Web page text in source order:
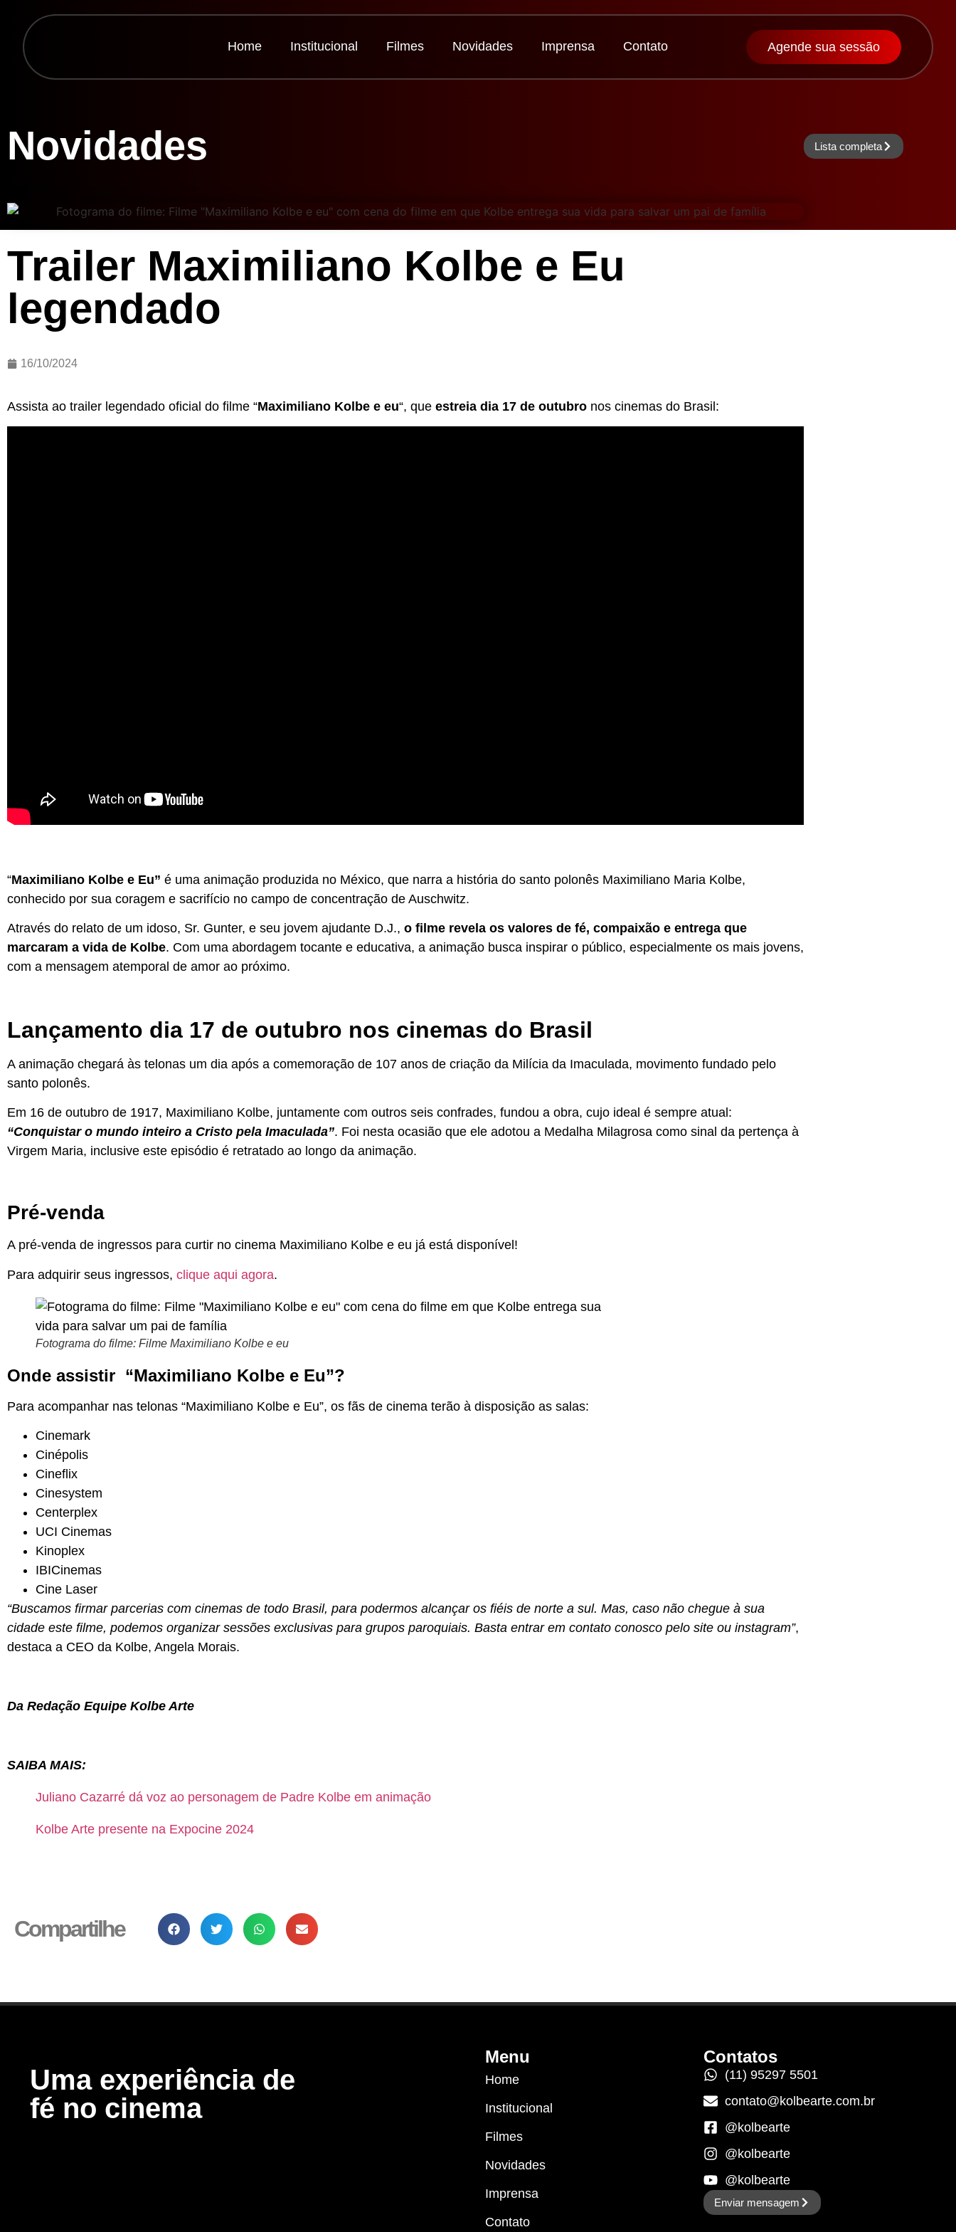
Home Institucional Filmes Novidades Imprensa Contato Agende sua sessão
Novidades Lista completa
Trailer Maximiliano Kolbe e Eu
legendado
16/10/2024
Assista ao trailer legendado oficial do filme “Maximiliano Kolbe e eu“, que estreia dia 17 de outubro nos cinemas do Brasil:
“Maximiliano Kolbe e Eu” é uma animação produzida no México, que narra a história do santo polonês Maximiliano Maria Kolbe,
conhecido por sua coragem e sacrifício no campo de concentração de Auschwitz.
Através do relato de um idoso, Sr. Gunter, e seu jovem ajudante D.J., o filme revela os valores de fé, compaixão e entrega que
marcaram a vida de Kolbe. Com uma abordagem tocante e educativa, a animação busca inspirar o público, especialmente os mais jovens,
com a mensagem atemporal de amor ao próximo.
Lançamento dia 17 de outubro nos cinemas do Brasil
A animação chegará às telonas um dia após a comemoração de 107 anos de criação da Milícia da Imaculada, movimento fundado pelo
santo polonês.
Em 16 de outubro de 1917, Maximiliano Kolbe, juntamente com outros seis confrades, fundou a obra, cujo ideal é sempre atual:
“Conquistar o mundo inteiro a Cristo pela Imaculada”. Foi nesta ocasião que ele adotou a Medalha Milagrosa como sinal da pertença à
Virgem Maria, inclusive este episódio é retratado ao longo da animação.
Pré-venda
A pré-venda de ingressos para curtir no cinema Maximiliano Kolbe e eu já está disponível!
Para adquirir seus ingressos, clique aqui agora.
Fotograma do filme: Filme Maximiliano Kolbe e eu
Onde assistir “Maximiliano Kolbe e Eu”?
Para acompanhar nas telonas “Maximiliano Kolbe e Eu”, os fãs de cinema terão à disposição as salas:
Cinemark
Cinépolis
Cineflix
Cinesystem
Centerplex
UCI Cinemas
Kinoplex
IBICinemas
Cine Laser
“Buscamos firmar parcerias com cinemas de todo Brasil, para podermos alcançar os fiéis de norte a sul. Mas, caso não chegue à sua
cidade este filme, podemos organizar sessões exclusivas para grupos paroquiais. Basta entrar em contato conosco pelo site ou instagram”,
destaca a CEO da Kolbe, Angela Morais.
Da Redação Equipe Kolbe Arte
SAIBA MAIS:
Juliano Cazarré dá voz ao personagem de Padre Kolbe em animação
Kolbe Arte presente na Expocine 2024
Compartilhe
Uma experiência de
fé no cinema
Menu
Home
Institucional
Filmes
Novidades
Imprensa
Contato
Contatos
(11) 95297 5501
contato@kolbearte.com.br
@kolbearte
@kolbearte
@kolbearte
Enviar mensagem